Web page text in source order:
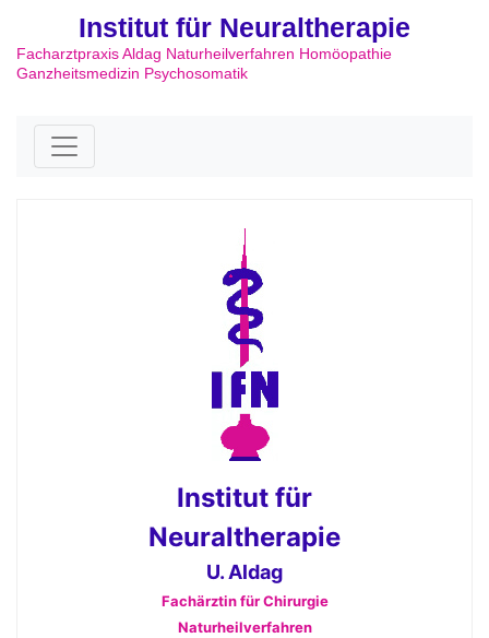
Institut für Neuraltherapie
Facharztpraxis Aldag Naturheilverfahren Homöopathie
Ganzheitsmedizin Psychosomatik
Institut für
Neuraltherapie
U. Aldag
Fachärztin für Chirurgie
Naturheilverfahren